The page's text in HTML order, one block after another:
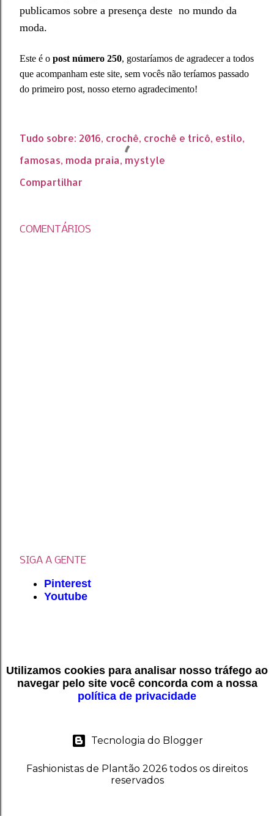
publicamos sobre a presença deste no mundo da
moda.
Este é o post número 250, gostaríamos de agradecer a todos
que acompanham este site, sem vocês não teríamos passado
do primeiro post, nosso eterno agradecimento!
Tudo sobre: 2016 crochê crochê e tricô estilo
famosas moda praia mystyle
Compartilhar
COMENTÁRIOS
SIGA A GENTE
Pinterest
Youtube
Utilizamos cookies para analisar nosso tráfego ao
navegar pelo site você concorda com a nossa
política de privacidade
Tecnologia do Blogger
Fashionistas de Plantão 2026 todos os direitos
reservados